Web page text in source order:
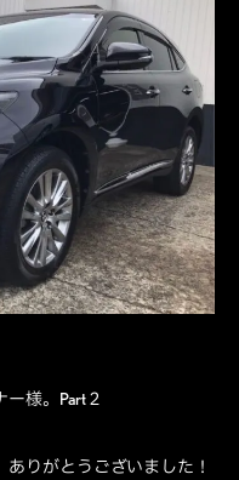
様。Part２
りがとうございました！